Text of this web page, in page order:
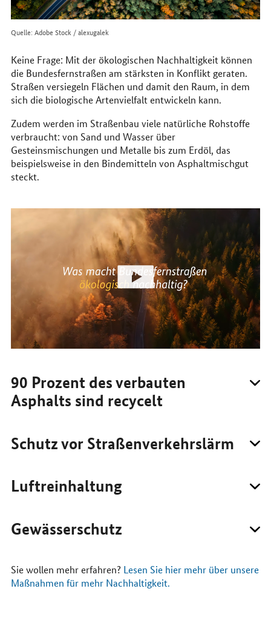
Quelle: Adobe Stock / alexugalek
Keine Frage: Mit der ökologischen Nachhaltigkeit können
die Bundesfernstraßen am stärksten in Konflikt geraten.
Straßen versiegeln Flächen und damit den Raum, in dem
sich die biologische Artenvielfalt entwickeln kann.
Zudem werden im Straßenbau viele natürliche Rohstoffe
verbraucht: von Sand und Wasser über
Gesteinsmischungen und Metalle bis zum Erdöl, das
beispielsweise in den Bindemitteln von Asphaltmischgut
steckt.
90 Prozent des verbauten
Asphalts sind recycelt
Schutz vor Straßenverkehrslärm
Luftreinhaltung
Gewässerschutz
Sie wollen mehr erfahren? Lesen Sie hier mehr über unsere
Maßnahmen für mehr Nachhaltigkeit.